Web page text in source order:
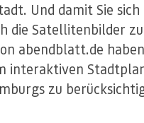
Und damit Sie
die Satellitenbilder
abendblatt.de
interaktiven
zu